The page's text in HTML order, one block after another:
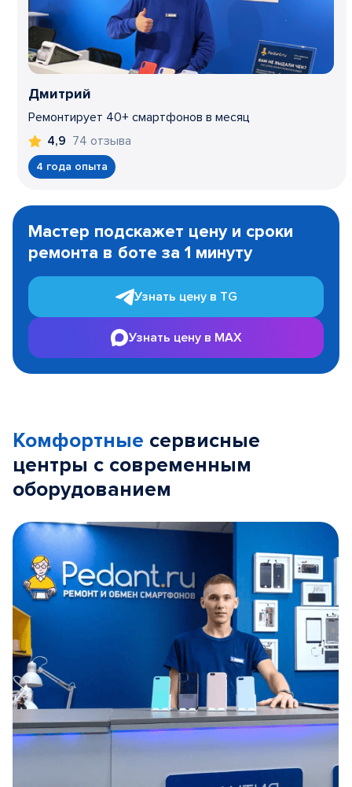
Дмитрий
Ремонтирует 40+ смартфонов в месяц
4,9 74 отзыва
4 года опыта
1
Мастер подскажет цену и сроки
ремонта в боте за 1 минуту
Узнать цену в TG
Узнать цену в MAX
Комфортные сервисные
центры с современным
оборудованием